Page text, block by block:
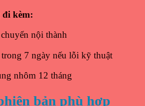
kèm:
nội thành
7 ngày nếu lỗi kỹ thuật
nhôm 12 tháng
bản phù hợp